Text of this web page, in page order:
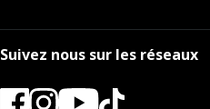
Suivez nous sur les réseaux